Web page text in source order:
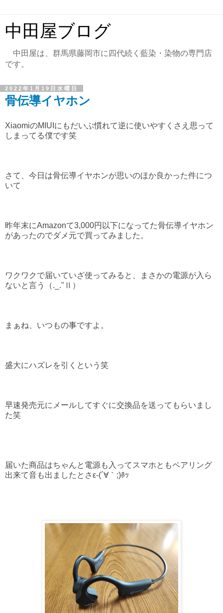
中田屋ブログ
中田屋は、群馬県藤岡市に四代続く藍染・染物の専門店
です。
2022年1月19日水曜日
骨伝導イヤホン
XiaomiのMIUIにもだいぶ慣れて逆に使いやすくさえ思って
しまってる僕です笑
さて、今日は骨伝導イヤホンが思いのほか良かった件につ
いて
昨年末にAmazonて3,000円以下になってた骨伝導イヤホン
があったのでダメ元で買ってみました。
ワクワクで届いていざ使ってみると、まさかの電源が入ら
ないと言う（._."Ⅱ）
まぁね、いつもの事ですよ。
盛大にハズレを引くという笑
早速発売元にメールしてすぐに交換品を送ってもらいまし
た笑
届いた商品はちゃんと電源も入ってスマホともペアリング
出来て音も出ましたとさε-(´∀｀;)ﾎｯ